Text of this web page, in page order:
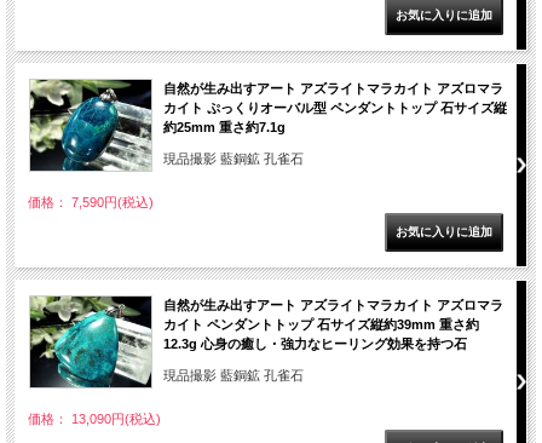
自然が生み出すアート アズライトマラカイト アズロマラ
カイト ぷっくりオーバル型 ペンダントトップ 石サイズ縦
約25mm 重さ約7.1g
現品撮影 藍銅鉱 孔雀石
価格： 7,590円(税込)
自然が生み出すアート アズライトマラカイト アズロマラ
カイト ペンダントトップ 石サイズ縦約39mm 重さ約
12.3g 心身の癒し・強力なヒーリング効果を持つ石
現品撮影 藍銅鉱 孔雀石
価格： 13,090円(税込)